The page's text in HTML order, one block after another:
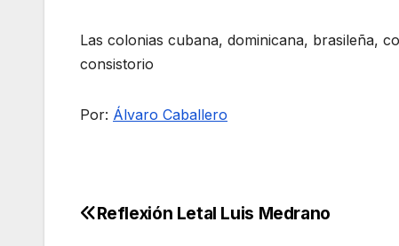
Las colonias cubana, dominicana, brasileña,
consistorio
Por: Álvaro Caballero
Navegación
Reflexión Letal Luis Medrano